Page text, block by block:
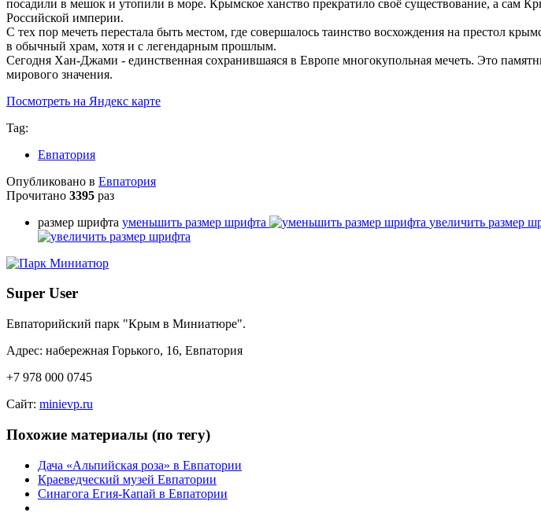
посадили в мешок и утопили в море. Крымское ханство прекратило своё существование, а сам
Российской империи.
С тех пор мечеть перестала быть местом, где совершалось таинство восхождения на престол
в обычный храм, хотя и с легендарным прошлым.
Сегодня Хан-Джами - единственная сохранившаяся в Европе многокупольная мечеть. Это
мирового значения.
Посмотреть на Яндекс карте
Tag:
Евпатория
Опубликовано в Евпатория
Прочитано 3395 раз
размер шрифта уменьшить размер шрифта увеличить размер
Super User
Евпаторийский парк "Крым в Миниатюре".
Адрес: набережная Горького, 16, Евпатория
+7 978 000 0745
Сайт: minievp.ru
Похожие материалы (по тегу)
Дача «Альпийская роза» в Евпатории
Краеведческий музей Евпатории
Синагога Егия-Капай в Евпатории